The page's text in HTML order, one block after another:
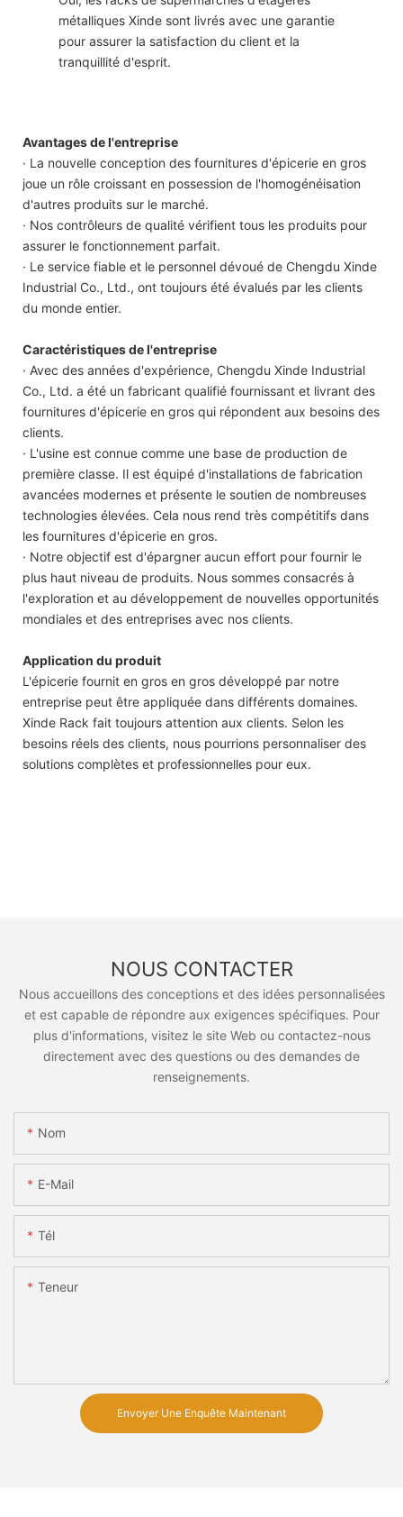
métalliques Xinde sont livrés avec une garantie
pour assurer la satisfaction du client et la
tranquillité d'esprit.
Avantages de l'entreprise
· La nouvelle conception des fournitures d'épicerie en gros
joue un rôle croissant en possession de l'homogénéisation
d'autres produits sur le marché.
· Nos contrôleurs de qualité vérifient tous les produits pour
assurer le fonctionnement parfait.
· Le service fiable et le personnel dévoué de Chengdu Xinde
Industrial Co., Ltd., ont toujours été évalués par les clients
du monde entier.
Caractéristiques de l'entreprise
· Avec des années d'expérience, Chengdu Xinde Industrial
Co., Ltd. a été un fabricant qualifié fournissant et livrant des
fournitures d'épicerie en gros qui répondent aux besoins des
clients.
· L'usine est connue comme une base de production de
première classe. Il est équipé d'installations de fabrication
avancées modernes et présente le soutien de nombreuses
technologies élevées. Cela nous rend très compétitifs dans
les fournitures d'épicerie en gros.
· Notre objectif est d'épargner aucun effort pour fournir le
plus haut niveau de produits. Nous sommes consacrés à
l'exploration et au développement de nouvelles opportunités
mondiales et des entreprises avec nos clients.
Application du produit
L'épicerie fournit en gros en gros développé par notre
entreprise peut être appliquée dans différents domaines.
Xinde Rack fait toujours attention aux clients. Selon les
besoins réels des clients, nous pourrions personnaliser des
solutions complètes et professionnelles pour eux.
NOUS CONTACTER
Nous accueillons des conceptions et des idées personnalisées
et est capable de répondre aux exigences spécifiques. Pour
plus d'informations, visitez le site Web ou contactez-nous
directement avec des questions ou des demandes de
renseignements.
Nom
E-Mail
Tél
Teneur
Envoyer Une Enquête Maintenant